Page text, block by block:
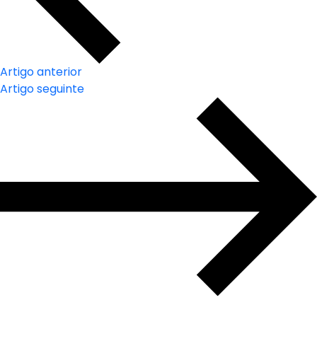
Artigo anterior
Artigo seguinte